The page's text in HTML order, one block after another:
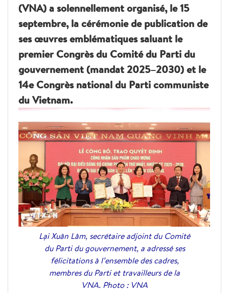
(VNA) a solennellement organisé, le 15
septembre, la cérémonie de publication de
ses œuvres emblématiques saluant le
premier Congrès du Comité du Parti du
gouvernement (mandat 2025–2030) et le
14e Congrès national du Parti communiste
du Vietnam.
Lại Xuân Lâm, secrétaire adjoint du Comité
du Parti du gouvernement, a adressé ses
félicitations à l’ensemble des cadres,
membres du Parti et travailleurs de la
VNA. Photo : VNA